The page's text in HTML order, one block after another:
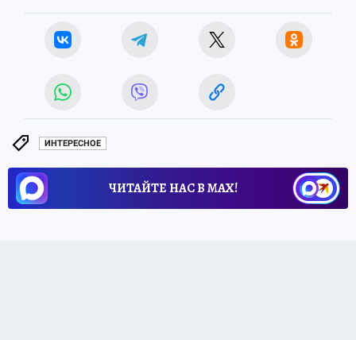
ИНТЕРЕСНОЕ
ЧИТАЙТЕ НАС В МАХ!